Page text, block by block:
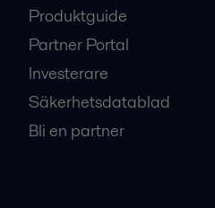
Produktguide
Partner Portal
Investerare
Säkerhetsdatablad
Bli en partner